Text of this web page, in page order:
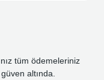
tüm ödemeleriniz
altında.